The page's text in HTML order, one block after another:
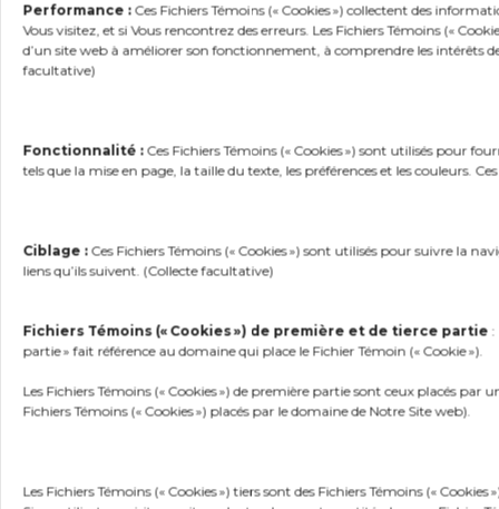
Performance : Ces Fichiers Témoins (« Cookies ») collectent des
Vous visitez, et si Vous rencontrez des erreurs. Les Fichiers Témoins («
d’un site web à améliorer son fonctionnement, à comprendre les intérêts
facultative)
Fonctionnalité :Ces Fichiers Témoins (« Cookies ») sont utilisés pour
tels que la mise en page, la taille du texte, les préférences et les couleurs.
Ciblage : Ces Fichiers Témoins (« Cookies ») sont utilisés pour suivre la
liens qu’ils suivent. (Collecte facultative)
Fichiers Témoins (« Cookies ») de première et de tierce partie :
partie » fait référence au domaine qui place le Fichier Témoin (« Cookie »).
Les Fichiers Témoins (« Cookies ») de première partie sont ceux placés
Fichiers Témoins (« Cookies ») placés par le domaine de Notre Site web).
Les Fichiers Témoins (« Cookies ») tiers sont des Fichiers Témoins («
Notre Programme de gouvernance de
l’information par l’implémentation de
diverses mesures de protection et de
sont proportionnelles à la sensibilité des
Renseignements personnels traités ou
Vos Renseignements personnels que de
manière confidentielle selon Nos directives
ils ont été fournis. De surcroit, Nous ne
que les Renseignements personnels
à détruire les Renseignements personnels